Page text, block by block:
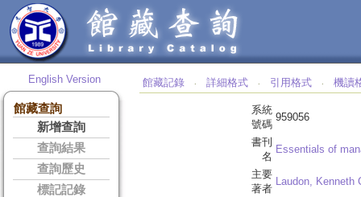
English Version
館藏查詢
新增查詢
查詢結果
查詢歷史
標記記錄
館藏記錄 ‧ 詳細格式 ‧ 引用格式 ‧ 機讀
系統
號碼
959056
書刊
名
Essentials of
主要
著者
Laudon, Kenneth